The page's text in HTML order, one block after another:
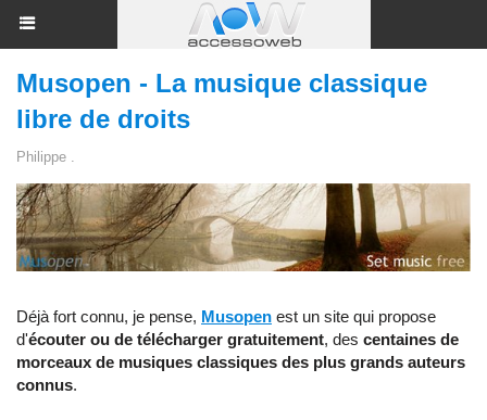
Musopen - La musique classique
libre de droits
Philippe .
Déjà fort connu, je pense, Musopen est un site qui propose
d'écouter ou de télécharger gratuitement, des centaines de
morceaux de musiques classiques des plus grands auteurs
connus.